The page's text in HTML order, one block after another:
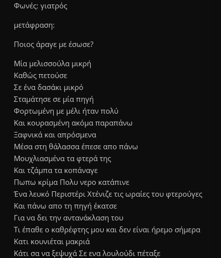
Φωνές: γιατρός
μετάφραση:
Ποιος άραγε με έσωσε?
Μία μελισσούλα μικρή
Καθώς πετούσε
Σε ένα δασάκι μικρό
Σταμάτησε σε μία πηγή
Φορτωμένη με μέλι ήταν πολύ
Και κουρασμένη ακόμα παραπάνω
Ξαφνικά και απρόσμενα
Μέσα στη θάλασσα έπεσε απο πάνω
Μουχλιασμένα τα φτερά της
Και τζάμπα τα κοπάναγε
Πωπω κρίμα Πολυ νερο κατάπινε
Ένα λευκό Περιστέρι Χτένιζε τις ωραίες του φτερούγες
Και πάνω απο τη πηγή έκατσε
Για να δει την αντανάκλαση του
Τι έπαθε ο καθρέφτης μου και δεν είναι ήρεμο σήμερα
Κατι κουνιέται μακριά
Κάτι σα να ξεψυχά Σε ενα λουλούδι πέταξε